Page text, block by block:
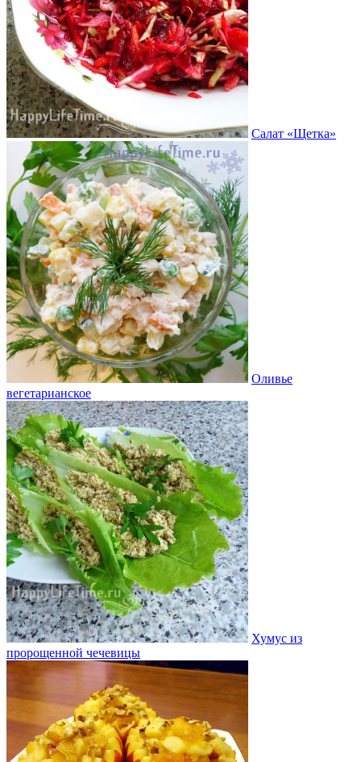
Салат «Щетка»
Оливье
вегетарианское
Хумус из
пророщенной чечевицы